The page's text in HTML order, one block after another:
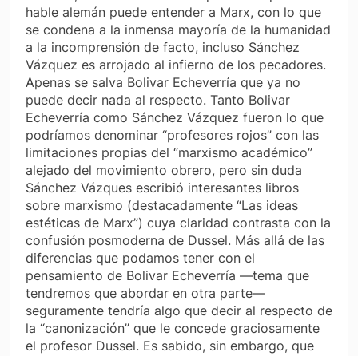
hable alemán puede entender a Marx, con lo que
se condena a la inmensa mayoría de la humanidad
a la incomprensión de facto, incluso Sánchez
Vázquez es arrojado al infierno de los pecadores.
Apenas se salva Bolivar Echeverría que ya no
puede decir nada al respecto. Tanto Bolivar
Echeverría como Sánchez Vázquez fueron lo que
podríamos denominar “profesores rojos” con las
limitaciones propias del “marxismo académico”
alejado del movimiento obrero, pero sin duda
Sánchez Vázques escribió interesantes libros
sobre marxismo (destacadamente “Las ideas
estéticas de Marx”) cuya claridad contrasta con la
confusión posmoderna de Dussel. Más allá de las
diferencias que podamos tener con el
pensamiento de Bolivar Echeverría —tema que
tendremos que abordar en otra parte—
seguramente tendría algo que decir al respecto de
la “canonización” que le concede graciosamente
el profesor Dussel. Es sabido, sin embargo, que